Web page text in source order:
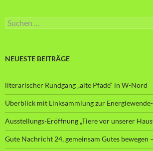
Suche
nach:
NEUESTE BEITRÄGE
literarischer Rundgang „alte Pfade“ in W-Nord
Überblick mit Linksammlung zur
Ausstellungs-Eröffnung „Tiere vor unserer
Gute Nachricht 24, gemeinsam Gutes bewegen